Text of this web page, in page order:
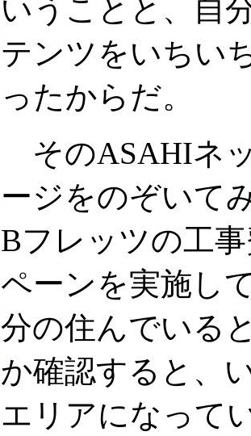
いうことと、自
テンツをいちい
ったからだ。
そのASAHIネ
ージをのぞいて
Bフレッツの工
ペーンを実施し
分の住んでいる
か確認すると、
エリアになって